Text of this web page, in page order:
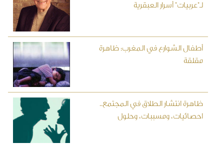
لـ"عربيات" أسرار العبقرية
أطفال الشوارع في المغرب: ظاهرة
مقلقة
ظاهرة انتشار الطلاق في المجتمع..
احصائيات، ومسببات، وحلول